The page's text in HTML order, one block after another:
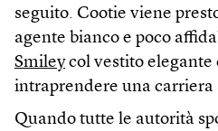
seguito. Cootie viene
agente bianco e poco
Smileycol vestito elegante
intraprendere una carriera
Quando tutte le autorità